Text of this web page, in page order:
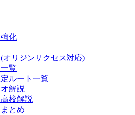
化
オリジンサクセス対応)
覧
ルート一覧
解説
校解説
とめ